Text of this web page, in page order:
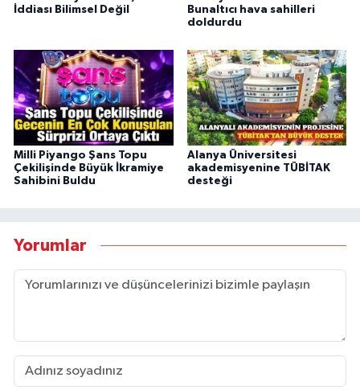
İddiası Bilimsel Değil
Bunaltıcı hava sahilleri
doldurdu
Milli Piyango Şans Topu
Çekilişinde Büyük İkramiye
Sahibini Buldu
Alanya Üniversitesi
akademisyenine TÜBİTAK
desteği
Yorumlar